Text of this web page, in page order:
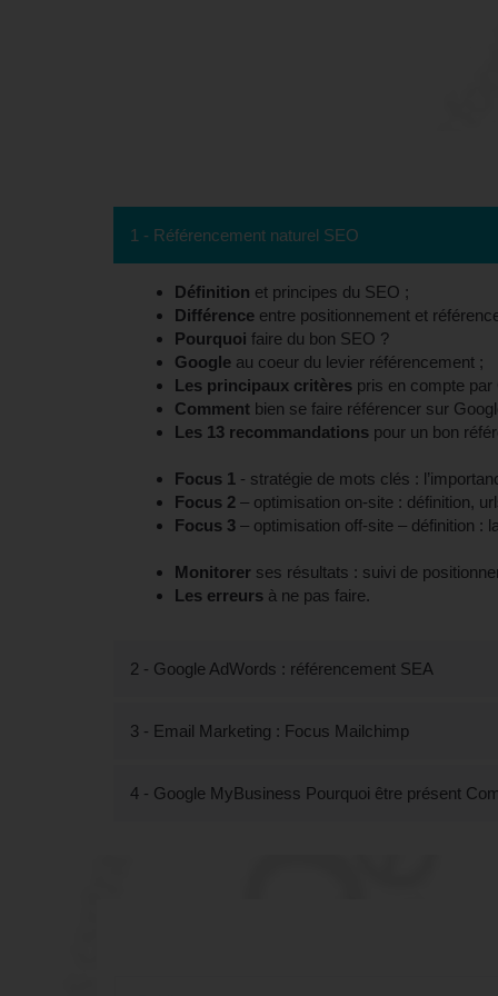
1 - Référencement naturel SEO
Définition et principes du SEO ;
Différence entre positionnement et
Pourquoi faire du bon SEO ?
Google au coeur du levier référencement ;
Les principaux critères pris en compte par
Comment bien se faire référencer sur
Les 13 recommandations pour un bon
Focus 1 - stratégie de mots clés :
Focus 2 – optimisation on-site : définition,
Focus 3 – optimisation off-site – définition :
Monitorer ses résultats : suivi de
Les erreurs à ne pas faire.
2 - Google AdWords : référencement SEA
3 - Email Marketing : Focus Mailchimp
4 - Google MyBusiness Pourquoi être présent